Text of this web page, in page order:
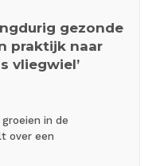
gezonde
praktijk naar
vliegwiel’
in de
over een